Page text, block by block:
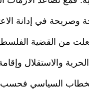
في إدانة
من القضية
والاستقلال
السياسي